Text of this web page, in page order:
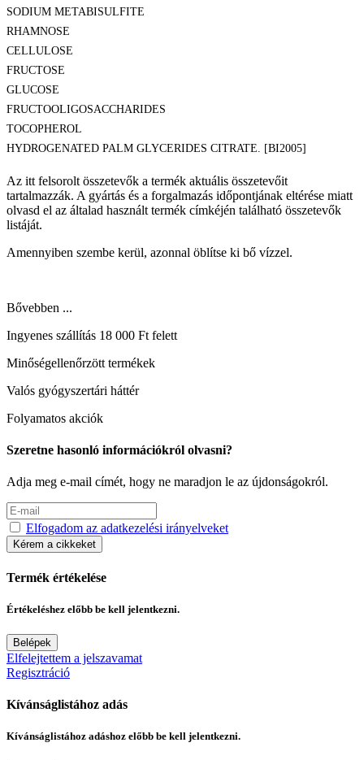
SODIUM METABISULFITE
RHAMNOSE
CELLULOSE
FRUCTOSE
GLUCOSE
FRUCTOOLIGOSACCHARIDES
TOCOPHEROL
HYDROGENATED PALM GLYCERIDES CITRATE. [BI2005]
Az itt felsorolt összetevők a termék aktuális összetevőit
tartalmazzák. A gyártás és a forgalmazás időpontjának eltérése miatt
olvasd el az általad használt termék címkéjén található összetevők
listáját.
Amennyiben szembe kerül, azonnal öblítse ki bő vízzel.
Bővebben ...
Ingyenes szállítás 18 000 Ft felett
Minőségellenőrzött termékek
Valós gyógyszertári háttér
Folyamatos akciók
Szeretne hasonló információkról olvasni?
Adja meg e-mail címét, hogy ne maradjon le az újdonságokról.
Elfogadom az adatkezelési irányelveket
Kérem a cikkeket
Termék értékelése
Értékeléshez előbb be kell jelentkezni.
Belépek
Elfelejtettem a jelszavamat
Regisztráció
Kívánságlistához adás
Kívánságlistához adáshoz előbb be kell jelentkezni.